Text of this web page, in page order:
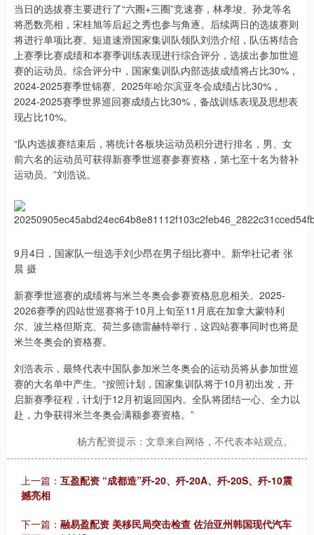
当日的选拔赛主要进行了“六圈+三圈”竞速赛，林孝埈、孙龙等名
将悉数亮相，宋桂旭等后起之秀也参与角逐。后续两日的选拔赛则
将进行单项比赛。短道速滑国家集训队领队刘浩介绍，队伍将结合
上赛季比赛成绩和本赛季训练表现进行综合评分，选拔出参加世巡
赛的运动员。综合评分中，国家集训队内部选拔成绩将占比30%，
2024-2025赛季世锦赛、2025年哈尔滨亚冬会成绩占比30%，
2024-2025赛季世界巡回赛成绩占比30%，备战训练表现及思想表
现占比10%。
“队内选拔赛结束后，将统计各板块运动员积分进行排名，男、女
前六名的运动员可获得新赛季世巡赛参赛资格，第七至十名为替补
运动员。”刘浩说。
9月4日，国家队一组选手刘少昂在男子组比赛中。新华社记者 张
晨 摄
新赛季世巡赛的成绩将与米兰冬奥会参赛资格息息相关。2025-
2026赛季的四站世巡赛将于10月上旬至11月底在加拿大蒙特利
尔、波兰格但斯克、荷兰多德雷赫特举行，这四站赛事同时也将是
米兰冬奥会的资格赛。
刘浩表示，最终代表中国队参加米兰冬奥会的运动员将从参加世巡
赛的大名单中产生。“按照计划，国家集训队将于10月初出发，开
启新赛季征程，计划于12月初返回国内。全队将团结一心、全力以
赴，力争获得米兰冬奥会满额参赛资格。”
杨方配资提示：文章来自网络，不代表本站观点。
上一篇： 互盈配资 “成都造”歼-20、歼-20A、歼-20S、歼-10震
撼亮相
下一篇： 融易盈配资 美移民局突击检查 佐治亚州韩国现代汽车